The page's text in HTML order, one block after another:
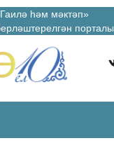
һәм мәктәп»
порталы